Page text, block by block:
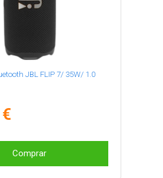
JBL FLIP 7/ 35W/ 1.0
Comprar